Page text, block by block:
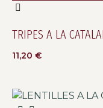
TRIPES A LA
11,20 €